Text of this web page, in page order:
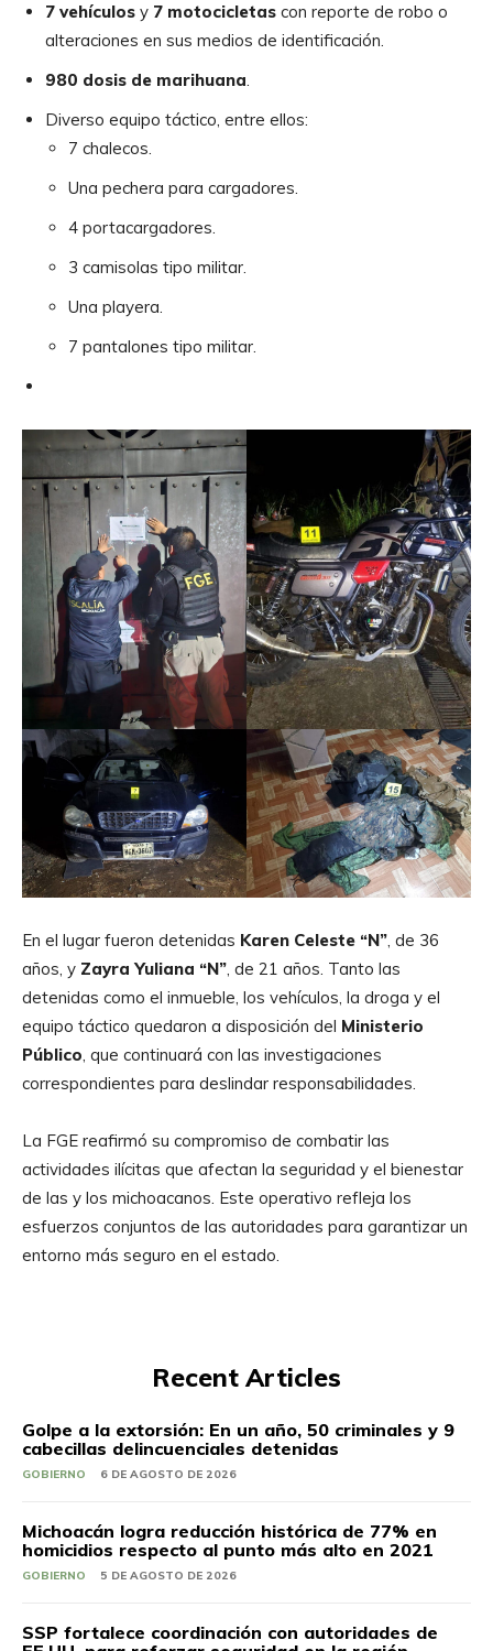
7 vehículos y 7 motocicletas con reporte de robo o
alteraciones en sus medios de identificación.
980 dosis de marihuana.
Diverso equipo táctico, entre ellos:
7 chalecos.
Una pechera para cargadores.
4 portacargadores.
3 camisolas tipo militar.
Una playera.
7 pantalones tipo militar.
En el lugar fueron detenidas Karen Celeste “N”, de 36
años, y Zayra Yuliana “N”, de 21 años. Tanto las
detenidas como el inmueble, los vehículos, la droga y el
equipo táctico quedaron a disposición del Ministerio
Público, que continuará con las investigaciones
correspondientes para deslindar responsabilidades.
La FGE reafirmó su compromiso de combatir las
actividades ilícitas que afectan la seguridad y el bienestar
de las y los michoacanos. Este operativo refleja los
esfuerzos conjuntos de las autoridades para garantizar un
entorno más seguro en el estado.
Recent Articles
Golpe a la extorsión: En un año, 50 criminales y 9
cabecillas delincuenciales detenidas
GOBIERNO 6 DE AGOSTO DE 2026
Michoacán logra reducción histórica de 77% en
homicidios respecto al punto más alto en 2021
GOBIERNO 5 DE AGOSTO DE 2026
SSP fortalece coordinación con autoridades de